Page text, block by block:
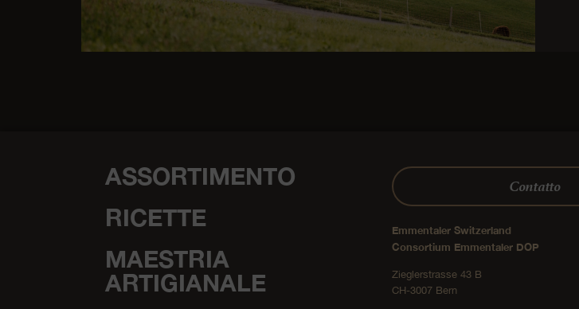
ASSORTIMENTO
RICETTE
MAESTRIA
ARTIGIANALE
Contatto
Emmentaler Switzerland
Consortium Emmentaler DOP
Zieglerstrasse 43 B
CH-3007 Bern